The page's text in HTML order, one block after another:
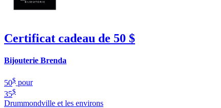
Certificat cadeau de 50 $
Bijouterie Brenda
50$ pour
35$
Drummondville et les environs